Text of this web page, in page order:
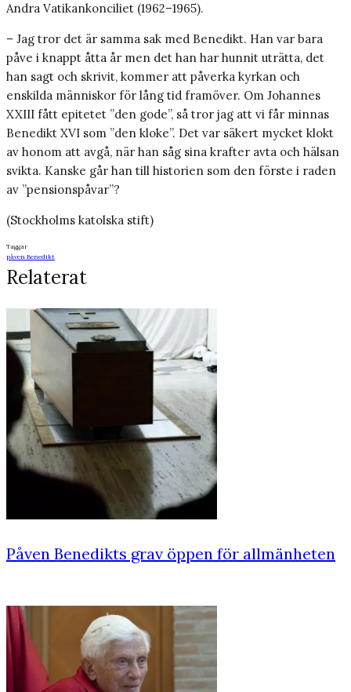
Andra Vatikankonciliet (1962–1965).
– Jag tror det är samma sak med Benedikt. Han var bara
påve i knappt åtta år men det han har hunnit uträtta, det
han sagt och skrivit, kommer att påverka kyrkan och
enskilda människor för lång tid framöver. Om Johannes
XXIII fått epitetet ”den gode”, så tror jag att vi får minnas
Benedikt XVI som ”den kloke”. Det var säkert mycket klokt
av honom att avgå, när han såg sina krafter avta och hälsan
svikta. Kanske går han till historien som den förste i raden
av ”pensionspåvar”?
(Stockholms katolska stift)
Taggar
påven Benedikt
Relaterat
Påven Benedikts grav öppen för allmänheten